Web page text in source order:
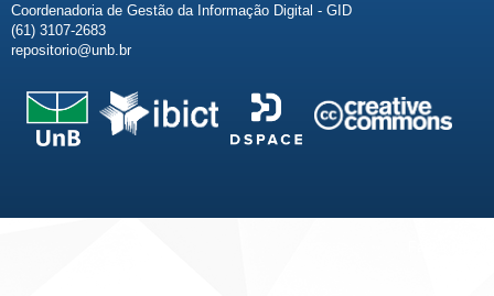
Coordenadoria de Gestão da Informação Digital - GID
(61) 3107-2683
repositorio@unb.br